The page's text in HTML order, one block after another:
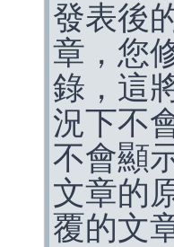
發表後
章，您
錄，這
況下不
不會顯
文章的
覆的文